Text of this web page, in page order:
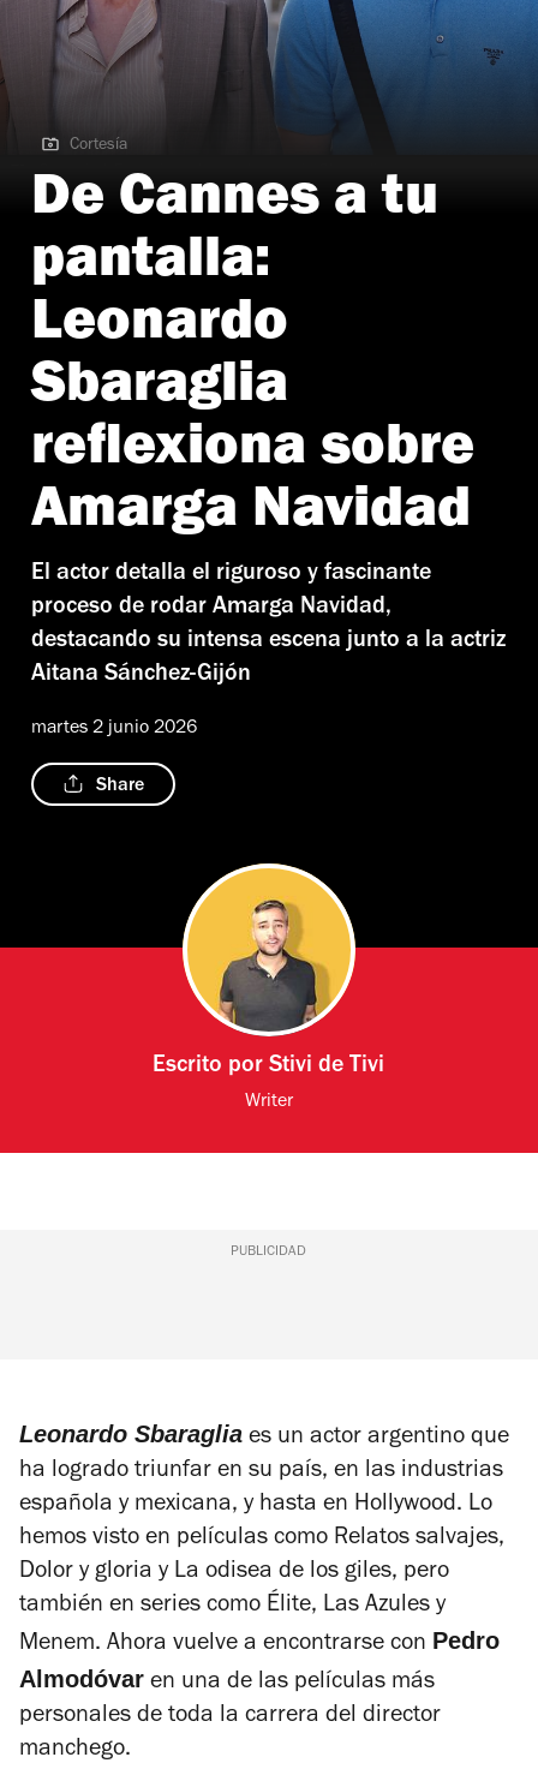
Cortesía | Entrevista al actor Leonardo Sbaraglia
Cortesía
De Cannes a tu
pantalla:
Leonardo
Sbaraglia
reflexiona sobre
Amarga Navidad
El actor detalla el riguroso y fascinante
proceso de rodar Amarga Navidad,
destacando su intensa escena junto a la actriz
Aitana Sánchez-Gijón
martes 2 junio 2026
Share
Escrito porStivi de Tivi
Writer
PUBLICIDAD
Leonardo Sbaraglia es un actor argentino que
ha logrado triunfar en su país, en las industrias
española y mexicana, y hasta en Hollywood. Lo
hemos visto en películas como Relatos salvajes,
Dolor y gloria y La odisea de los giles, pero
también en series como Élite, Las Azules y
Menem. Ahora vuelve a encontrarse con Pedro
Almodóvar en una de las películas más
personales de toda la carrera del director
manchego.